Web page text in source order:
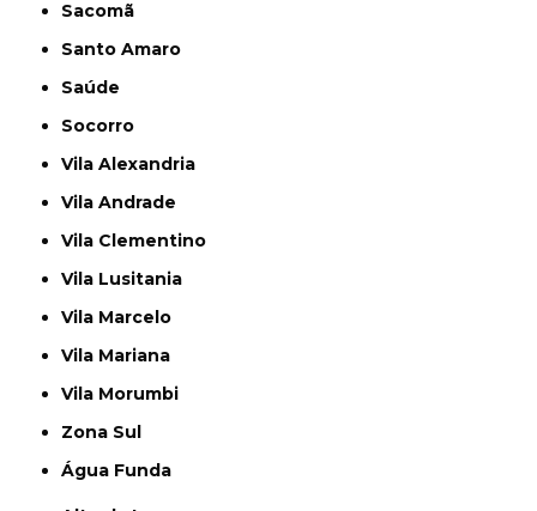
Sacomã
Santo Amaro
Saúde
Socorro
Vila Alexandria
Vila Andrade
Vila Clementino
Vila Lusitania
Vila Marcelo
Vila Mariana
Vila Morumbi
Zona Sul
Água Funda